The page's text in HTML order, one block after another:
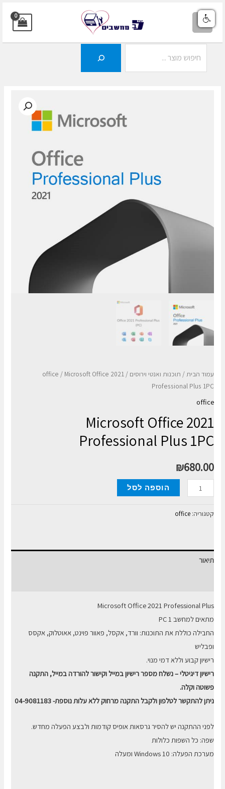
דילוג
לתוכן
MAIN
עמוד הבית/ תוכנות ואנטי וירוסים /
office / Microsoft Office 2021
Professional Plus 1PC
office
Microsoft Office 2021
Professional Plus 1PC
₪680.00
כמות
של
Microsoft
Professional
הוספה לסל
קטגוריה:office
תיאור
Microsoft Office 2021 Professional Plus
מתאים למחשב PC 1
החבילה כוללת את התוכנות: וורד, אקסל, פאוור פוינט, אאוטלוק, אקסס
ופבליש
רישיון קבוע וללא דמי מנוי.
רישיון דיגיטלי – נשלח מספר רישיון במייל וקישור להורדה במייל, התקנה
פשוטה וקלה.
ניתן להתקשר לטלפון ולקבל התקנה מרחוק ללא עלות נוספת- 04-9081183
לפני ההתקנה יש להסיר גרסאות אופיס קודמות ולבצע הפעלה מחדש.
שפה: כל השפות כלולות
מערכת הפעלה: Windows 10 ומעלה